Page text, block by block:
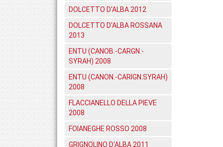
DOLCETTO D'ALBA 2012
DOLCETTO D'ALBA ROSSANA
2013
ENTU (CANOB.-CARGN.-
SYRAH) 2008
ENTU (CANON.-CARIGN.SYRAH)
2008
FLACCIANELLO DELLA PIEVE
2008
FOIANEGHE ROSSO 2008
GRIGNOLINO D'ALBA 2011